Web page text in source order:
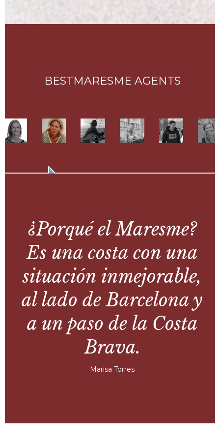
BESTMARESME AGENTS
¿Porqué el Maresme?
Es una costa con una
situación inmejorable,
al lado de Barcelona y
a un paso de la Costa
Brava.
Marisa Torres